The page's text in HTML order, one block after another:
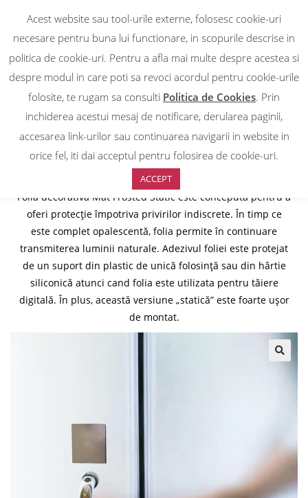
0
FOLIE DÉCORATIVA
TRANSLUCIDA MAT FROST
STATIC
Folia decorativa Mat Frosted Static este conceputa pentru a
oferi protecție împotriva privirilor indiscrete. În timp ce
este complet opalescentă, folia permite în continuare
transmiterea luminii naturale. Adezivul foliei este protejat
de un suport din plastic de unică folosință sau din hârtie
siliconică atunci cand folia este utilizata pentru tăiere
digitală. În plus, această versiune „statică” este foarte ușor
de montat.
Acest website sau tool-urile externe, folosesc cookie-uri
necesare pentru buna lui functionare, in scopurile descrise in
politica de cookie-uri. Pentru a afla mai multe despre acestea si
despre modul in care poti sa revoci acordul pentru cookie-urile
folosite, te rugam sa consulti Politica de Cookies. Prin
inchiderea acestui mesaj de notificare, derularea paginii,
accesarea link-urilor sau continuarea navigarii in website in
orice fel, iti dai acceptul pentru folosirea de cookie-uri.
ACCEPT